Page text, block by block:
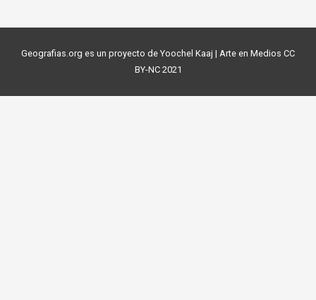
Geografias.org es un proyecto de Yoochel Kaaj | Arte en Medios CC
BY-NC 2021